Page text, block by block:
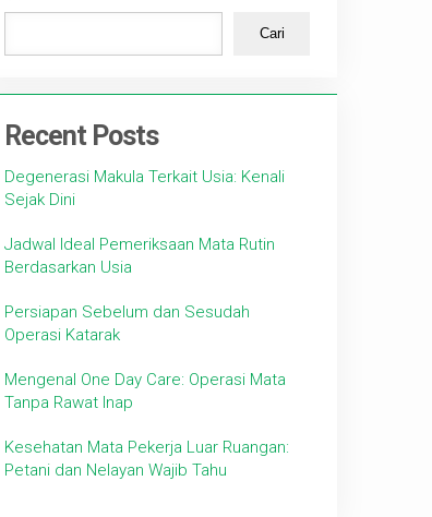
Cari
Recent Posts
Degenerasi Makula Terkait Usia: Kenali
Sejak Dini
Jadwal Ideal Pemeriksaan Mata Rutin
Berdasarkan Usia
Persiapan Sebelum dan Sesudah
Operasi Katarak
Mengenal One Day Care: Operasi Mata
Tanpa Rawat Inap
Kesehatan Mata Pekerja Luar Ruangan:
Petani dan Nelayan Wajib Tahu